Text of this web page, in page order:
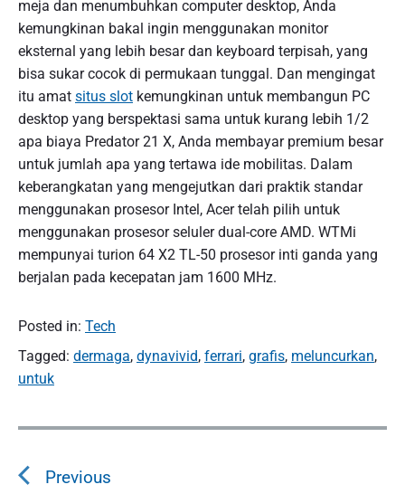
meja dan menumbuhkan computer desktop, Anda
kemungkinan bakal ingin menggunakan monitor
eksternal yang lebih besar dan keyboard terpisah, yang
bisa sukar cocok di permukaan tunggal. Dan mengingat
itu amat situs slot kemungkinan untuk membangun PC
desktop yang berspektasi sama untuk kurang lebih 1/2
apa biaya Predator 21 X, Anda membayar premium besar
untuk jumlah apa yang tertawa ide mobilitas. Dalam
keberangkatan yang mengejutkan dari praktik standar
menggunakan prosesor Intel, Acer telah pilih untuk
menggunakan prosesor seluler dual-core AMD. WTMi
mempunyai turion 64 X2 TL-50 prosesor inti ganda yang
berjalan pada kecepatan jam 1600 MHz.
Posted in: Tech
Tagged: dermaga, dynavivid, ferrari, grafis, meluncurkan,
untuk
N
v
Previous